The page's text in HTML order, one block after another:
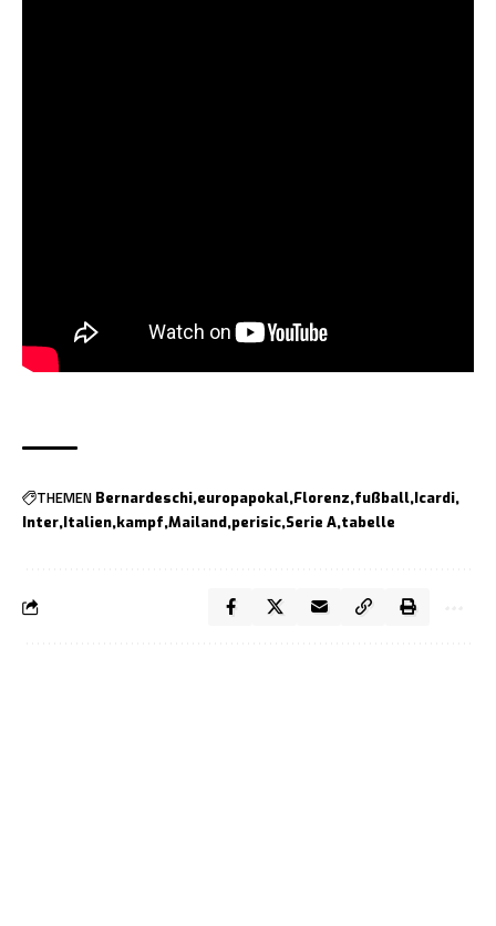
THEMEN Bernardeschi europapokal Florenz fußball Icardi
Inter Italien kampf Mailand perisic Serie A tabelle